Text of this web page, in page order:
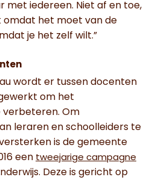
met iedereen. Niet af en toe,
omdat het moet van de
je het zelf wilt.”
wordt er tussen docenten
om het
verbeteren. Om
leraren en schoolleiders te
is de gemeente
een tweejarige campagne
Deze is gericht op